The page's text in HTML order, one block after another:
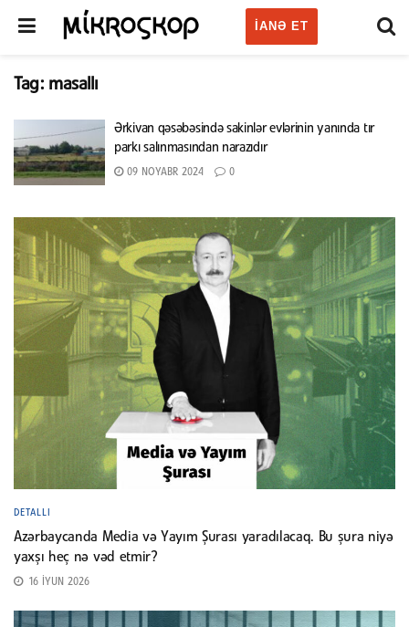
IANƏ ET
Tag: masallı
Ərkivan qəsəbəsində sakinlər evlərinin yanında tır
parkı salınmasından narazıdır
09 NOYABR 2024 0
DETALLI
Azərbaycanda Media və Yayım Şurası yaradılacaq. Bu şura niyə
yaxşı heç nə vəd etmir?
16 İYUN 2026